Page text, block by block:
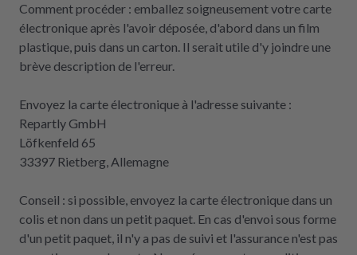
Comment procéder : emballez soigneusement votre carte
électronique après l'avoir déposée, d'abord dans un film
plastique, puis dans un carton. Il serait utile d'y joindre une
brève description de l'erreur.
Envoyez la carte électronique à l'adresse suivante :
Repartly GmbH
Löfkenfeld 65
33397 Rietberg, Allemagne
Conseil : si possible, envoyez la carte électronique dans un
colis et non dans un petit paquet. En cas d'envoi sous forme
d'un petit paquet, il n'y a pas de suivi et l'assurance n'est pas